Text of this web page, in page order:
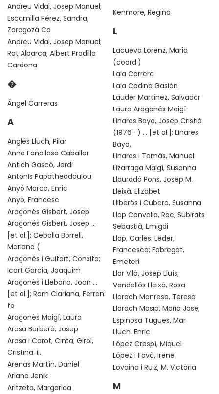
Andreu Vidal, Josep Manuel;
Escamilla Pérez, Sandra;
Zaragozá Ca
Andreu Vidal, Josep Manuel;
Rot Albarca, Albert Pradilla
Cardona
�
Ángel Carreras
A
Anglés Lluch, Pilar
Anna Fonollosa Caballer
Antich Gascó, Jordi
Antonis Papatheodoulou
Anyó Marco, Enric
Anyó, Francesc
Aragonés Gisbert, Josep
Aragonés Gisbert, Josep ...
[et al.]; Cebolla Borrell,
Mariano (
Aragonès i Guitart, Conxita;
Icart Garcia, Joaquim
Aragonès i Llebaria, Joan ...
[et al.]; Rom Clariana, Ferran:
fo
Aragonès Maigí, Laura
Arasa Barberà, Josep
Arasa i Carot, Cinta; Girol,
Cristina: il.
Arenas Martín, Daniel
Ariana Jenik
Aritzeta, Margarida
Kenmore, Regina
L
Lacueva Lorenz, Maria
(coord.)
Laia Carrera
Laia Codina Gasión
Lauder Martínez, Salvador
Laura Aragonés Maigí
Linares Bayo, Josep Cristià
(1976- ) ... [et al.]; Linares
Bayo,
Linares i Tomàs, Manuel
Lizarraga Maigí, Susanna
Llauradó Pons, Josep M.
Lleixà, Elizabet
Lliberós i Cubero, Susanna
Llop Convalia, Roc; Subirats
Sebastià, Emigdi
Llop, Carles; Leder,
Francesca; Fabregat,
Emeteri
Llor Vilà, Josep Lluís;
Vandellós Lleixà, Rosa
Llorach Manresa, Teresa
Llorach Masip, Maria José;
Espinosa Tugues, Mar
Lluch, Enric
López Crespí, Miquel
López i Favà, Irene
Lovaina i Ruiz, M. Victòria
M